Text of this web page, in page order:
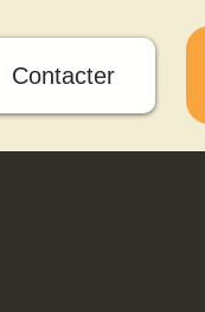
Contacter